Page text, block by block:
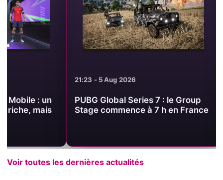
21:23 - 5 Aug 2026
PUBG Global Series 7 : le Group
Stage commence à 7 h en France
Minecraft
Dappled
Voir toutes les dernières actualités